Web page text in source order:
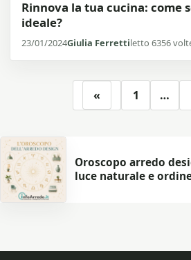
Rinnova la tua cucina: come
ideale?
23/01/2024Giulia Ferrettiletto 6356
« 1 …
Oroscopo arredo
luce naturale e